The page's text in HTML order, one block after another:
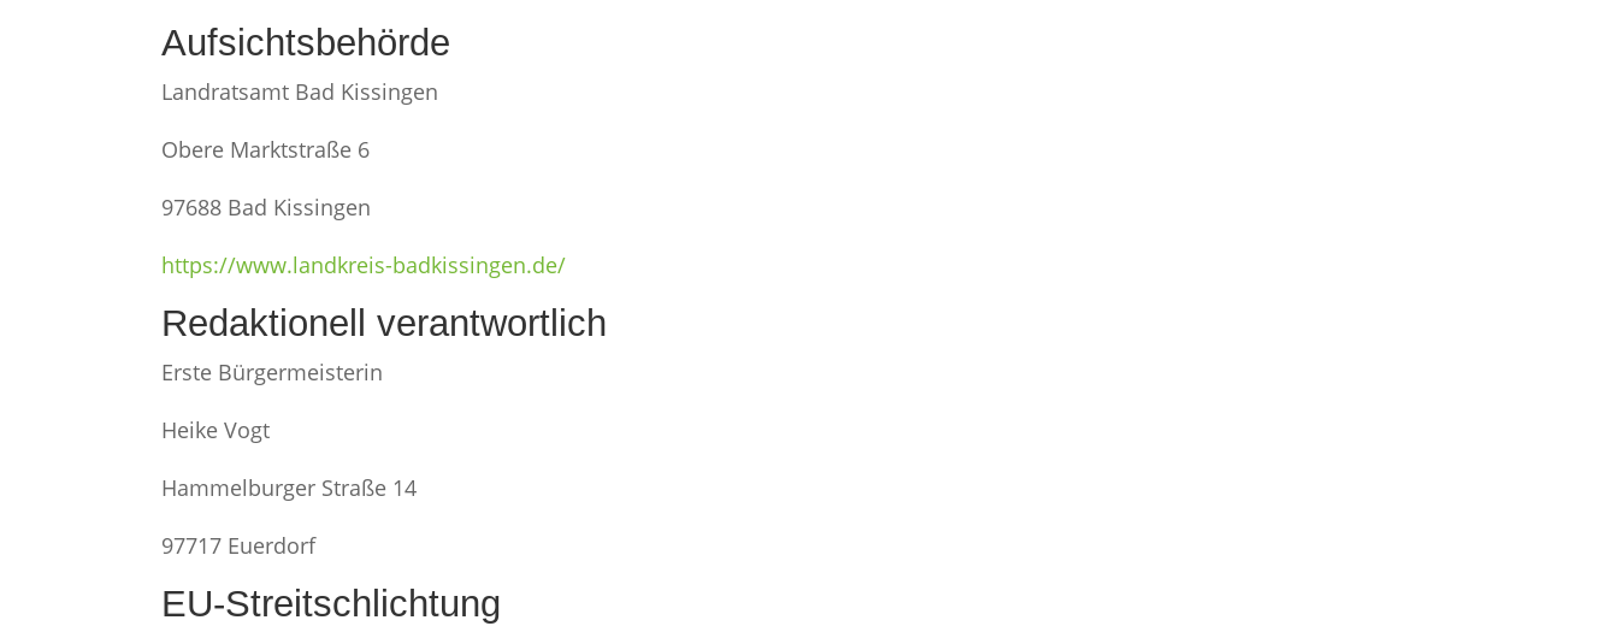
Aufsichtsbehörde
Landratsamt Bad Kissingen
Obere Marktstraße 6
97688 Bad Kissingen
https://www.landkreis-badkissingen.de/
Redaktionell verantwortlich
Erste Bürgermeisterin
Heike Vogt
Hammelburger Straße 14
97717 Euerdorf
EU-Streitschlichtung